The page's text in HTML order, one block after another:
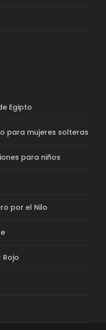
Egipto
para mujeres solteras
para niños
por el Nilo
Rojo